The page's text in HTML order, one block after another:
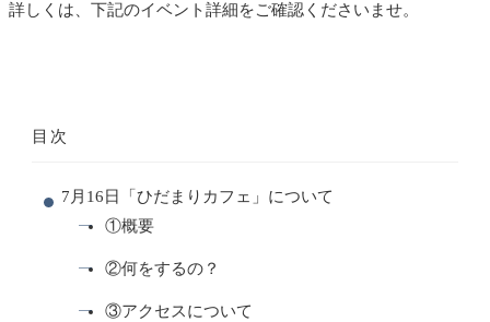
詳しくは、下記のイベント詳細をご確認くださいませ。
目次
7月16日「ひだまりカフェ」について
①概要
②何をするの？
③アクセスについて